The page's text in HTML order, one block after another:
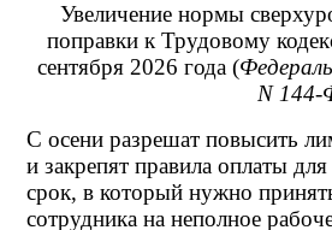
Увеличение нормы
поправки к Трудовому
сентября 2026 года (
N 144-
С осени разрешат повысить
и закрепят правила оплаты
срок, в который нужно
сотрудника на неполное